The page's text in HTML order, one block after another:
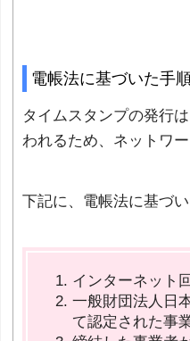
電帳法に基づいた手
タイムスタンプの発行
われるため、ネットワ
下記に、電帳法に基づ
インターネット
一般財団法人日
て認定された事